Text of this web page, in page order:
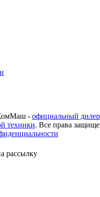
- официальный
техники. Все права
рассылку